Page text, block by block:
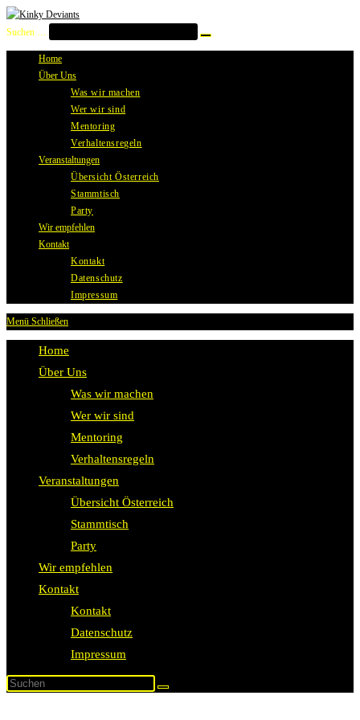
Zum
Inhalt
Suchen …
Suche
starten
Home
Über Uns
Was wir machen
Wer wir sind
Mentoring
Verhaltensregeln
Veranstaltungen
Übersicht Österreich
Stammtisch
Party
Wir empfehlen
Kontakt
Kontakt
Datenschutz
Impressum
Menü Schließen
Home
Über Uns
Was wir machen
Wer wir sind
Mentoring
Verhaltensregeln
Veranstaltungen
Übersicht Österreich
Stammtisch
Party
Wir empfehlen
Kontakt
Kontakt
Datenschutz
Impressum